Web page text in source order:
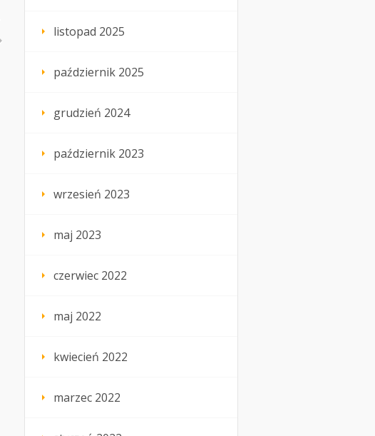
listopad 2025
październik 2025
grudzień 2024
październik 2023
wrzesień 2023
maj 2023
czerwiec 2022
maj 2022
kwiecień 2022
marzec 2022